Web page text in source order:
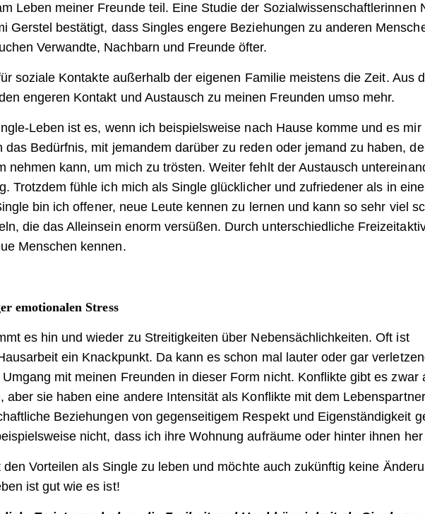
Leben meiner Freunde teil. Eine Studie der Sozialwissenschaftlerinnen
Gerstel bestätigt, dass Singles engere Beziehungen zu anderen
Verwandte, Nachbarn und Freunde öfter.
soziale Kontakte außerhalb der eigenen Familie meistens die Zeit. Aus
engeren Kontakt und Austausch zu meinen Freunden umso mehr.
Leben ist es, wenn ich beispielsweise nach Hause komme und es mir
das Bedürfnis, mit jemandem darüber zu reden oder jemand zu haben,
nehmen kann, um mich zu trösten. Weiter fehlt der Austausch
Trotzdem fühle ich mich als Single glücklicher und zufriedener als in
bin ich offener, neue Leute kennen zu lernen und kann so sehr viel
die das Alleinsein enorm versüßen. Durch unterschiedliche
Menschen kennen.
emotionalen Stress
es hin und wieder zu Streitigkeiten über Nebensächlichkeiten. Oft ist
ein Knackpunkt. Da kann es schon mal lauter oder gar
mit meinen Freunden in dieser Form nicht. Konflikte gibt es zwar
aber sie haben eine andere Intensität als Konflikte mit dem
Beziehungen von gegenseitigem Respekt und Eigenständigkeit
nicht, dass ich ihre Wohnung aufräume oder hinter ihnen
Vorteilen als Single zu leben und möchte auch zukünftig keine
ist gut wie es ist!